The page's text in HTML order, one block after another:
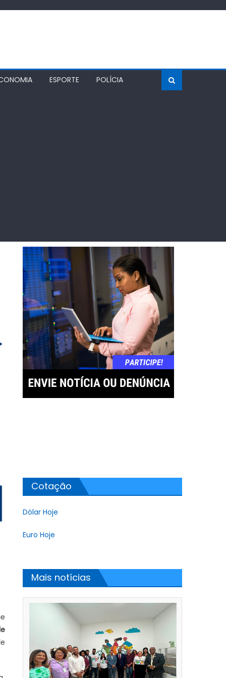
ESPORTE POLÍCIA
Cotação
Dólar Hoje
Euro Hoje
Mais notícias